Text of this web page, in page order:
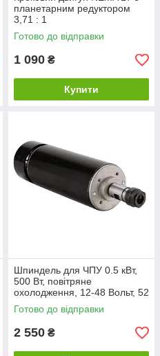
планетарним редуктором
3,71 : 1
Готово до відправки
1 090 ₴
Купити
Шпиндель для ЧПУ 0.5 кВт,
500 Вт, повітряне
охолодження, 12-48 Вольт, 52
мм з патроном
Готово до відправки
2 550 ₴